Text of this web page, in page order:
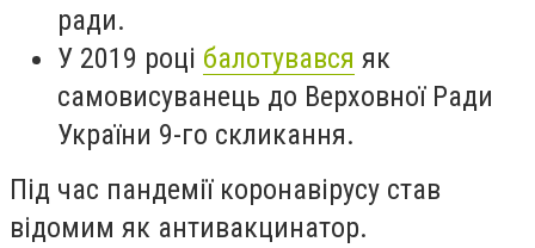
ради.
У 2019 році балотувався як
самовисуванець до Верховної Ради
України 9-го скликання.
Під час пандемії коронавірусу став
відомим як антивакцинатор.